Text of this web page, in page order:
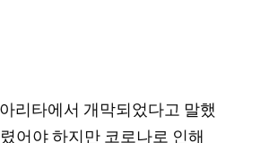
리타에서 개막되었다고 말했
어야 하지만 코로나로 인해